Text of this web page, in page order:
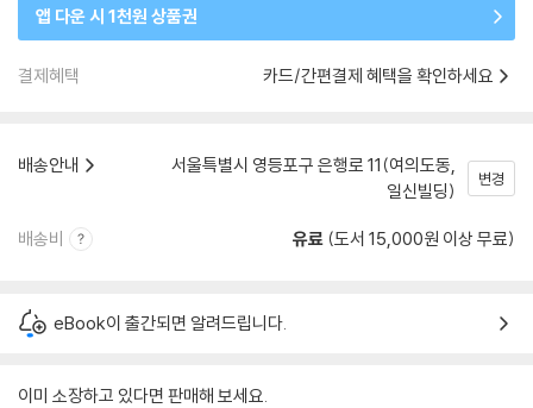
앱 다운 시 1천원 상품권
결제혜택 카드/간편결제 혜택을 확인하세요
배송안내
서울특별시 영등포구 은행로 11(여의도동,
일신빌딩)
변경
배송비 유료 (도서 15,000원 이상 무료)
eBook이 출간되면 알려드립니다.
이미 소장하고 있다면 판매해 보세요.